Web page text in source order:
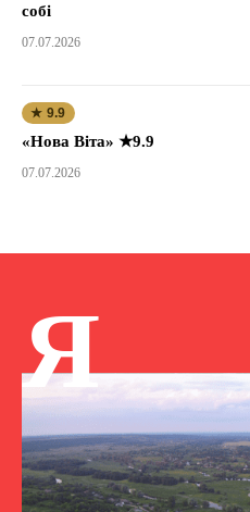
собі
07.07.2026
★ 9.9
«Нова Віта» ★9.9
07.07.2026
Я